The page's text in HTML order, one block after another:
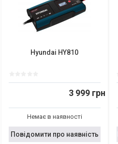
Hyundai HY810
3 999 грн
Немає в наявності
Повідомити про наявність